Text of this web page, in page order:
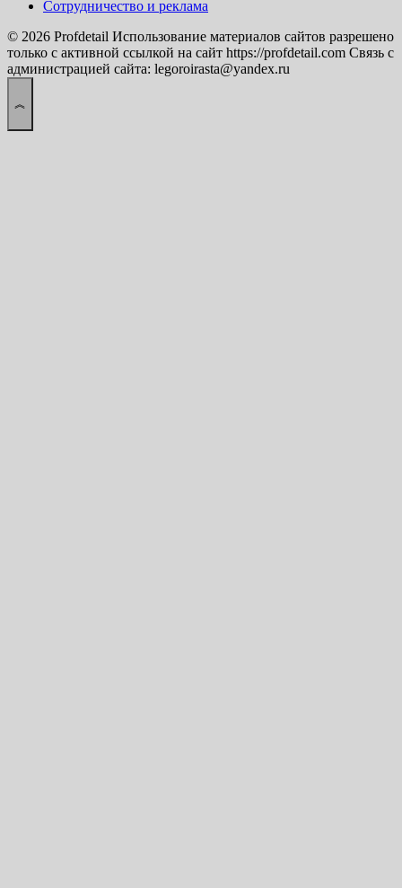
Сотрудничество и реклама
© 2026 Profdetail Использование материалов сайтов разрешено
только с активной ссылкой на сайт https://profdetail.com Связь с
администрацией сайта: legoroirasta@yandex.ru